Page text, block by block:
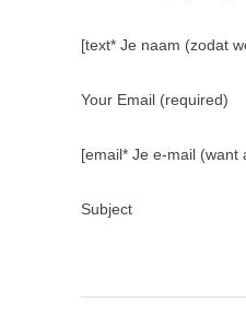
[text* Je naam (zodat
Your Email (required)
[email* Je e-mail (want
Subject